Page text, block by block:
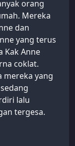
orang
Mereka
dan
yang terus
Kak Anne
coklat.
mereka yang
lalu
tergesa.